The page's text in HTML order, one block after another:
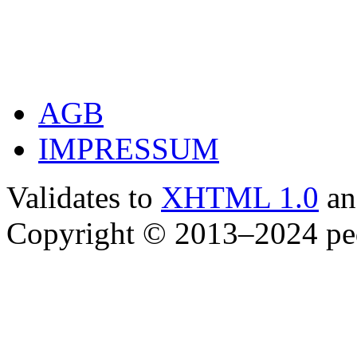
AGB
IMPRESSUM
Validates to XHTML 1.0
Copyright © 2013–2024